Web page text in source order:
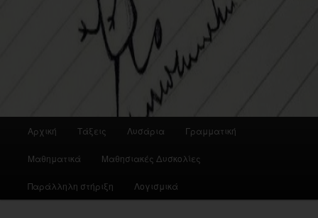
Αρχική Τάξεις Λυσάρια Γραμματική
Μαθηματικά Μαθησιακές Δυσκολίες
Παράλληλη στήριξη Λογισμικά